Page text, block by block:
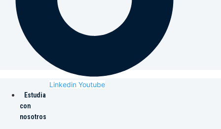
Linkedin Youtube
Estudia
con
nosotros